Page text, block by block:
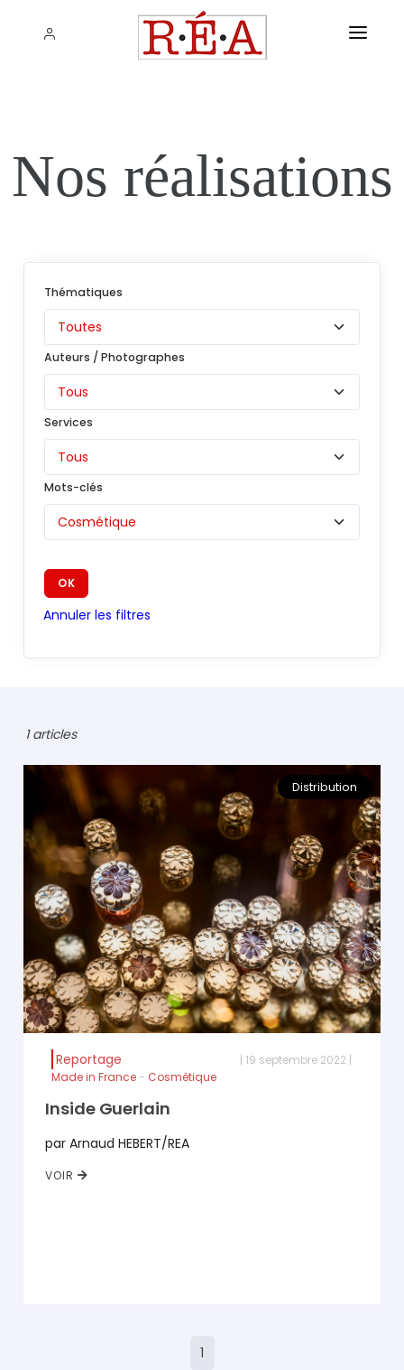
NOS RÉALISATIONS
THÉMATIQUES
Artisanat
Distribution
Education
Energie
Environnement
Géopolitique
Justice
Lifestyle
Religions
Santé
Social
Société
Tech / Média
Tourisme
Transports
Travail
Urbanisme
Nos réalisations
Thématiques
Auteurs / Photographes
Services
Mots-clés
OK
Annuler les filtres
1 articles
Distribution
| 19 septembre 2022 |
Reportage
Made in France - Cosmétique
Inside Guerlain
par Arnaud HEBERT/REA
VOIR
1